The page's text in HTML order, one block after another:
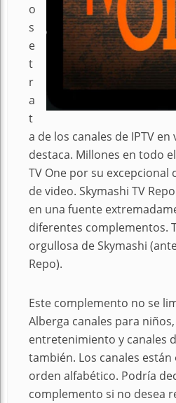
o
s
e
t
r
a
t
a de los canales de IPTV en
destaca. Millones en todo
TV One por su excepcional
de video. Skymashi TV
en una fuente
diferentes complementos.
orgullosa de Skymashi
Repo).
Este complemento no se
Alberga canales para
entretenimiento y canales
también. Los canales
orden alfabético. Podría
complemento si no desea